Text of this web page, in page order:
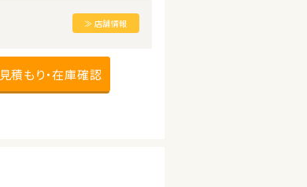
≫ 店舗情報
見積もり・在庫確認